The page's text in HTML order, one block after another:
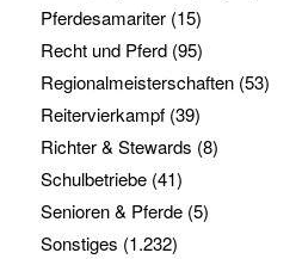
Pferdesamariter(15)
Recht und Pferd(95)
Regionalmeisterschaften(53)
Reitervierkampf(39)
Richter & Stewards (8)
Schulbetriebe(41)
Senioren & Pferde(5)
Sonstiges (1.232)